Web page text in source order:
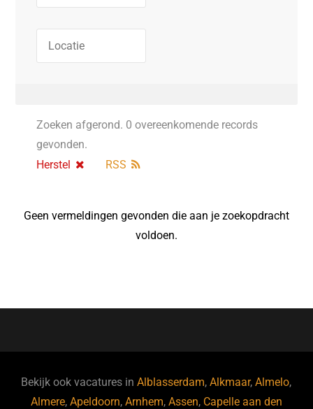
Zoeken afgerond. 0 overeenkomende records
gevonden.
Herstel
RSS
Geen vermeldingen gevonden die aan je zoekopdracht
voldoen.
Bekijk ook vacatures inAlblasserdam,Alkmaar,Almelo,
Almere, Apeldoorn, Arnhem, Assen, Capelle aan den